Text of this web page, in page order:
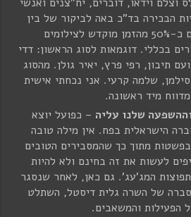
הבכירה בד"כ באה לביקור של בין
חצי שעה לשעה, מתוכם כ-50% מהזמן מוקדש לצילומים
בכללי. דוגמאות לסוג הראשון: דדי
תיבון, רפי פרץ, יאיר גולן. מהסוג
שלמה קרעי. אני נכחתי אישית
מיד ראשונה.
שלנו עליה – כפועל יוצא
הישראלית בפח. אין מילה טובה
מתוך כך שהמסבירים הטובים
לעשות את זה בחינם ולא להיות
המג'עג'. גם כאן, לאחר שנסגר
של השרה גלית דיסטל, השתלט
והמשאבים.